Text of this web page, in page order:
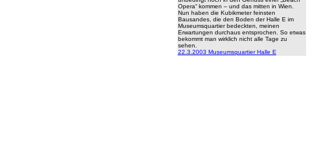
Opera“ kommen – und das mitten in Wien.
Nun haben die Kubikmeter feinsten
Bausandes, die den Boden der Halle E im
Museumsquartier bedeckten, meinen
Erwartungen durchaus entsprochen. So etwas
bekommt man wirklich nicht alle Tage zu
sehen.
22.3.2003 Museumsquartier Halle E